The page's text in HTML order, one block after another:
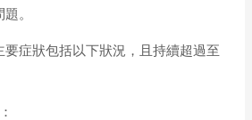
。
症狀包括以下狀況，且持續超過至